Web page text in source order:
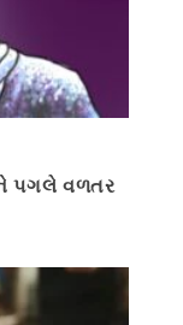
પગલે વળતર